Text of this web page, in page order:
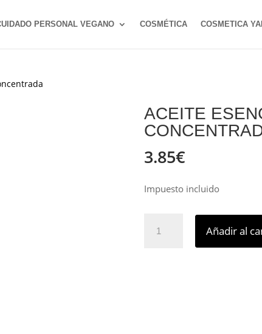
PERSONAL VEGANO COSMÉTICA COSMETICA
ACEITE
3.85€
Impuesto incluido
Esencia
Añadir al